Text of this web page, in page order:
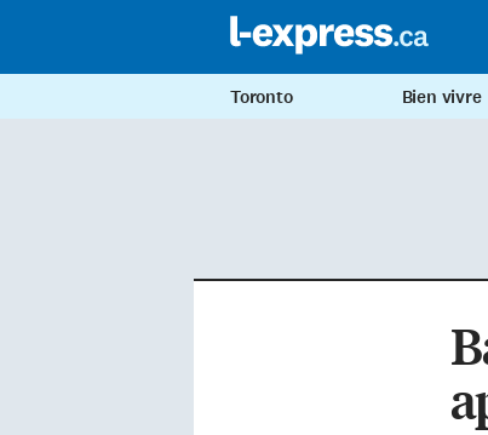
Toronto Bien vivre